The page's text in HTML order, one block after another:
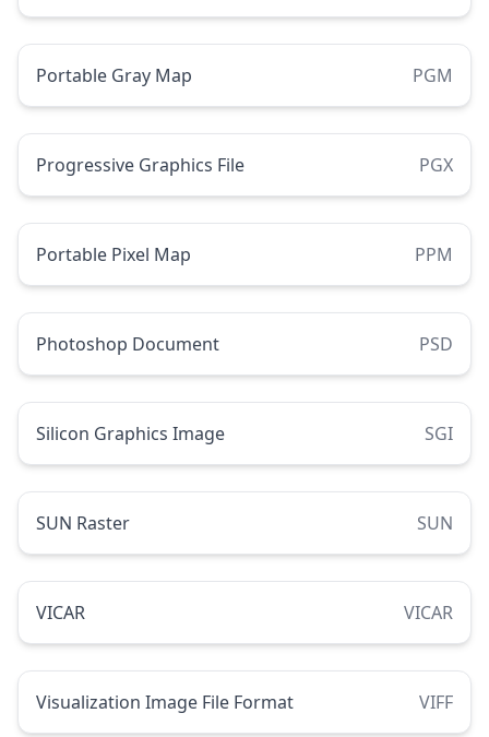
Portable Gray Map PGM
Progressive Graphics File PGX
Portable Pixel Map PPM
Photoshop Document PSD
Silicon Graphics Image SGI
SUN Raster SUN
VICAR VICAR
Visualization Image File Format VIFF